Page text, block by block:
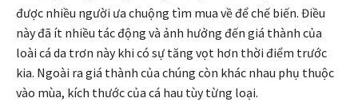
được nhiều người ưa chuộng tìm mua về để chế biến. Điều
này đã ít nhiều tác động và ảnh hưởng đến giá thành của
loài cá da trơn này khi có sự tăng vọt hơn thời điểm trước
kia. Ngoài ra giá thành của chúng còn khác nhau phụ thuộc
vào mùa, kích thước của cá hau tùy từng loại.